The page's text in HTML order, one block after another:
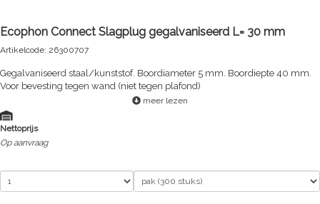
Ecophon Connect Slagplug gegalvaniseerd L= 30 mm
Artikelcode: 26300707
Gegalvaniseerd staal/kunststof. Boordiameter 5 mm. Boordiepte 40 mm.
Voor bevesting tegen wand (niet tegen plafond)
meer lezen
Nettoprijs
Op aanvraag